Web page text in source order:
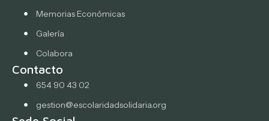
Memorias Económicas
Galería
Colabora
Contacto
654 90 43 02
gestion@escolaridadsolidaria.org